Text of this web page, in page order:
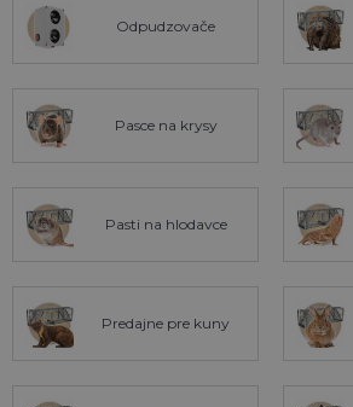
Odpudzovače
Pasce na krysy
Pasti na hlodavce
Predajne pre kuny